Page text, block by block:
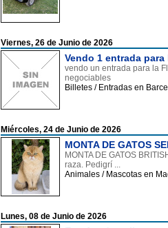
Viernes, 26 de Junio de 2026
Vendo 1 entrada
vendo un entrada para la
negociables
Billetes / Entradas en
Miércoles, 24 de Junio de 2026
MONTA DE GATOS
MONTA DE GATOS
raza. Pedigrí ...
Animales / Mascotas en
Lunes, 08 de Junio de 2026